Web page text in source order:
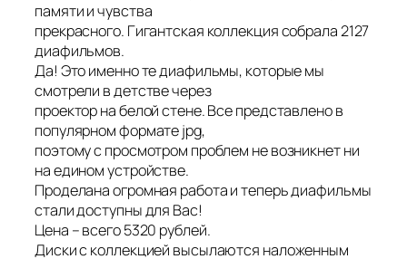
памяти и чувства
прекрасного. Гигантская коллекция собрала 2127
диафильмов.
Да! Это именно те диафильмы, которые мы
смотрели в детстве через
проектор на белой стене. Все представлено в
популярном формате jpg,
поэтому с просмотром проблем не возникнет ни
на едином устройстве.
Проделана огромная работа и теперь диафильмы
стали доступны для Вас!
Цена – всего 5320 рублей.
Диски с коллекцией высылаются наложенным